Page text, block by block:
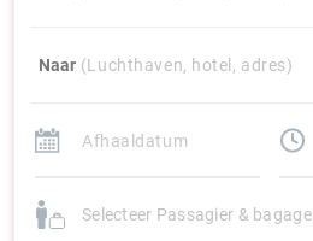
Naar (Luchthaven, hotel, adres)
Selecteer Passagier & bagage